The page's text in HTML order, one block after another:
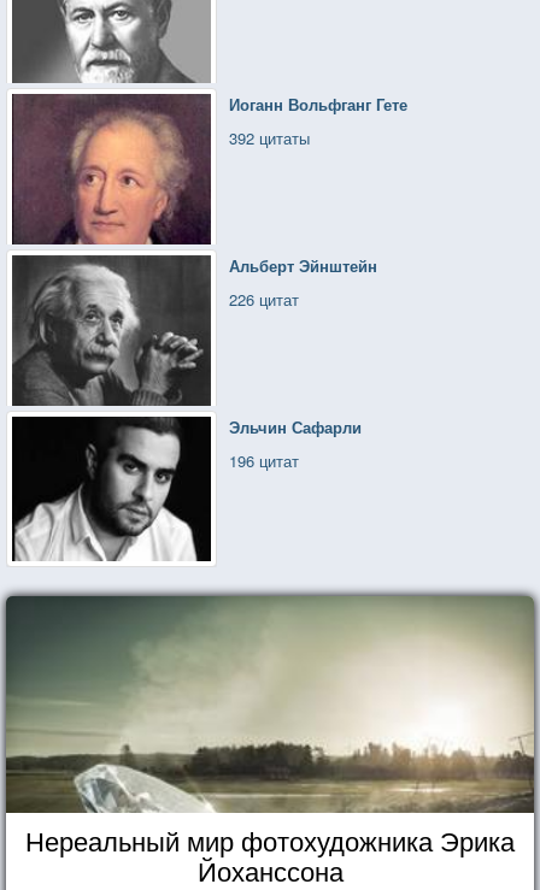
Иоганн Вольфганг Гете
392 цитаты
Альберт Эйнштейн
226 цитат
Эльчин Сафарли
196 цитат
Нереальный мир фотохудожника Эрика
Йоханссона